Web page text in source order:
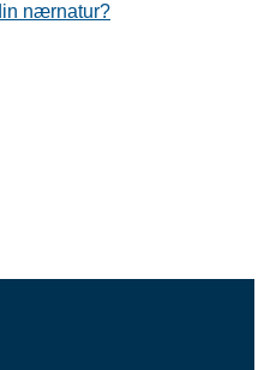
nærnatur?